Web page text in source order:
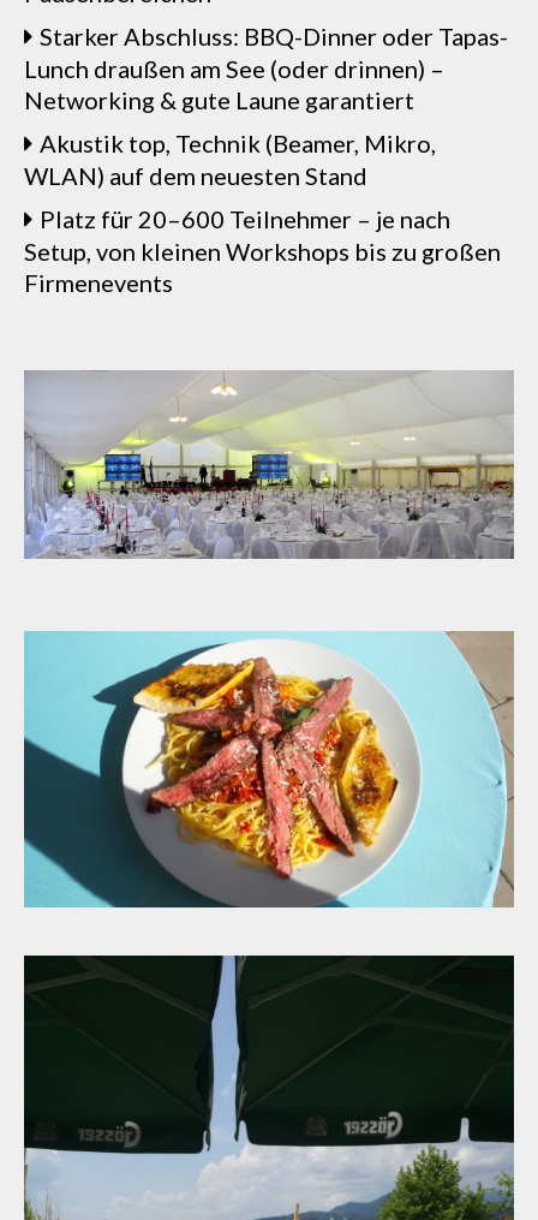
Starker Abschluss: BBQ-Dinner oder Tapas-
Lunch draußen am See (oder drinnen) –
Networking & gute Laune garantiert
Akustik top, Technik (Beamer, Mikro,
WLAN) auf dem neuesten Stand
Platz für 20–600 Teilnehmer – je nach
Setup, von kleinen Workshops bis zu großen
Firmenevents